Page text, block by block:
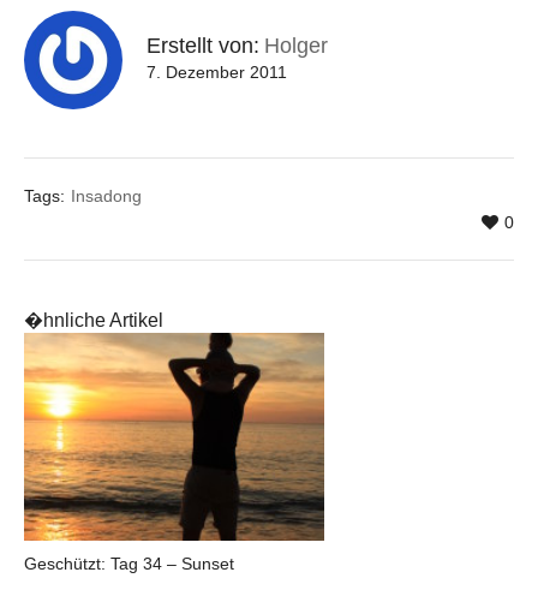
Erstellt von: Holger
7. Dezember 2011
Tags: Insadong
0
�hnliche Artikel
Geschützt: Tag 34 – Sunset